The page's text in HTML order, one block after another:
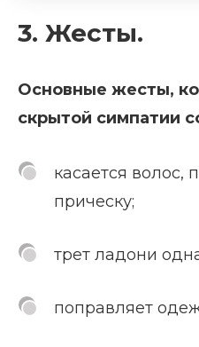
3. Жесты.
Основные жесты,
скрытой симпатии
касается волос,
прическу;
трет ладони
поправляет